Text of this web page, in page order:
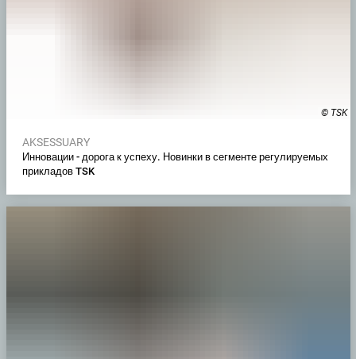
© TSK
AKSESSUARY
Инновации - дорога к успеху. Новинки в сегменте регулируемых
прикладов TSK